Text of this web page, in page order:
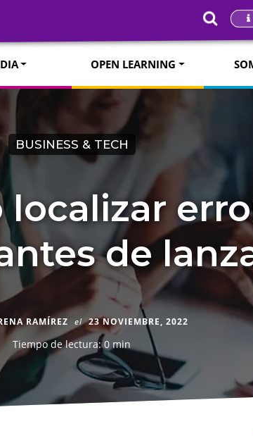
OPEN LEARNING
BUSINESS & TECH
localizar
de
RAMÍREZ el 23 NOVIEMBRE, 2022
Tiempo de lectura: 0 min